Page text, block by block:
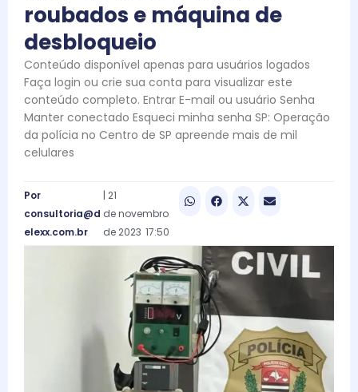
roubados e máquina de
desbloqueio
Conteúdo disponível apenas para usuários logados
Faça login ou crie sua conta para visualizar este
conteúdo completo. Entrar E-mail ou usuário Senha
Manter conectado Esqueci minha senha SP: Operação
da polícia no Centro de SP apreende mais de mil
celulares
Por
consultoria@d
elexx.com.br
| 21
denovembro
de 2023 17:50